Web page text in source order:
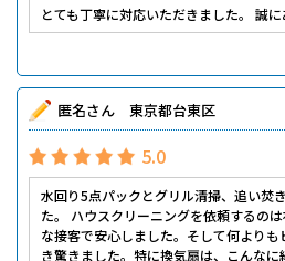
とても丁寧に対応いただきました。 誠
匿名さん 東京都台東区
5.0
水回り5点パックとグリル清掃、追い焚
た。 ハウスクリーニングを依頼するの
な接客で安心しました。そして何より
き驚きました。特に換気扇は、こんな